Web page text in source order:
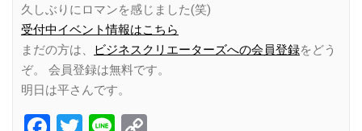
久しぶりにロマンを感じました(笑)
受付中イベント情報はこちら
まだの方は、
ビジネスクリエーターズへの会員登録をどう
ぞ。 会員登録は無料です。
明日は平さんです。